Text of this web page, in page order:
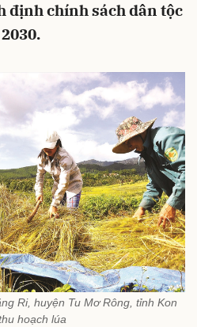
định chính sách dân tộc
Ri, huyện Tu Mơ Rông, tỉnh Kon
hoạch lúa